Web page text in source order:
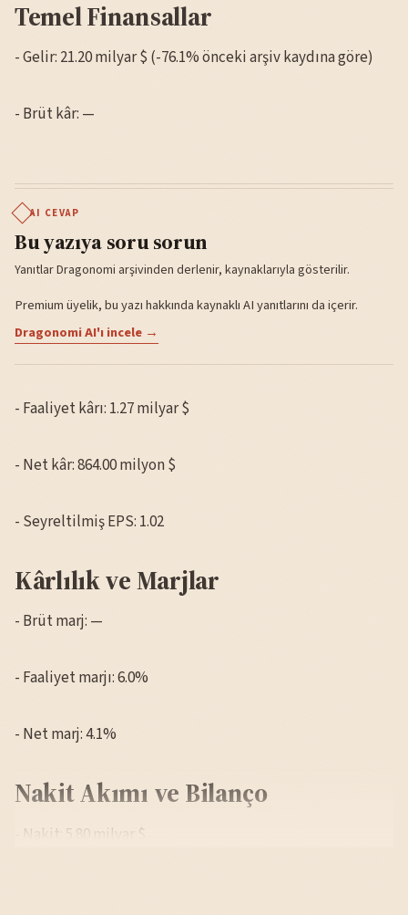
Temel Finansallar
- Gelir: 21.20 milyar $ (-76.1% önceki arşiv kaydına göre)
- Brüt kâr: —
AI CEVAP
Bu yazıya soru sorun
Yanıtlar Dragonomi arşivinden derlenir, kaynaklarıyla gösterilir.
Premium üyelik, bu yazı hakkında kaynaklı AI yanıtlarını da içerir.
Dragonomi AI'ı incele →
- Faaliyet kârı: 1.27 milyar $
- Net kâr: 864.00 milyon $
- Seyreltilmiş EPS: 1.02
Kârlılık ve Marjlar
- Brüt marj: —
- Faaliyet marjı: 6.0%
- Net marj: 4.1%
Nakit Akımı ve Bilanço
- Nakit: 5.80 milyar $